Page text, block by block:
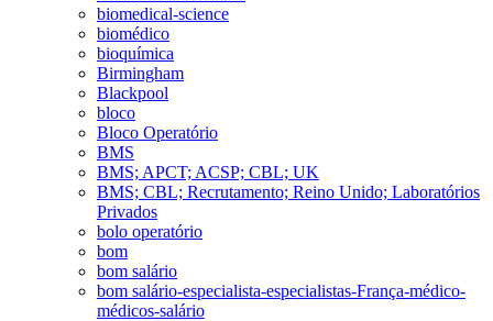
biomedical-science
biomédico
bioquímica
Birmingham
Blackpool
bloco
Bloco Operatório
BMS
BMS; APCT; ACSP; CBL; UK
BMS; CBL; Recrutamento; Reino Unido; Laboratórios
Privados
bolo operatório
bom
bom salário
bom salário-especialista-especialistas-França-médico-
médicos-salário